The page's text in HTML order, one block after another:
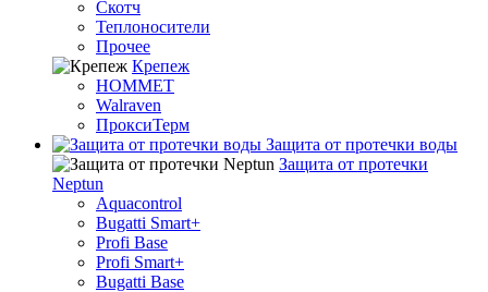
Скотч
Теплоносители
Прочее
Крепеж
HOMMET
Walraven
ПроксиТерм
Защита от протечки воды
Защита от протечки
Neptun
Aquacontrol
Bugatti Smart+
Profi Base
Profi Smart+
Bugatti Base